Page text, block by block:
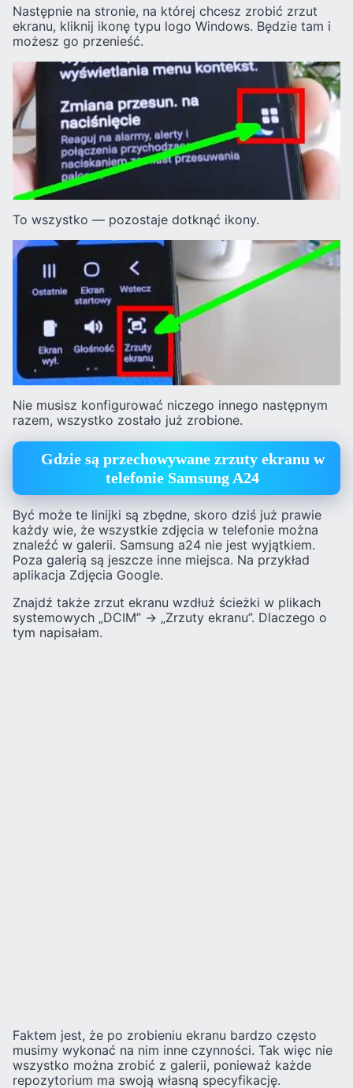
Następnie na stronie, na której chcesz zrobić zrzut
ekranu, kliknij ikonę typu logo Windows. Będzie tam i
możesz go przenieść.
To wszystko — pozostaje dotknąć ikony.
Nie musisz konfigurować niczego innego następnym
razem, wszystko zostało już zrobione.
Gdzie są przechowywane zrzuty ekranu w
telefonie Samsung A24
Być może te linijki są zbędne, skoro dziś już prawie
każdy wie, że wszystkie zdjęcia w telefonie można
znaleźć w galerii. Samsung a24 nie jest wyjątkiem.
Poza galerią są jeszcze inne miejsca. Na przykład
aplikacja Zdjęcia Google.
Znajdź także zrzut ekranu wzdłuż ścieżki w plikach
systemowych „DCIM” -> „Zrzuty ekranu”. Dlaczego o
tym napisałam.
Faktem jest, że po zrobieniu ekranu bardzo często
musimy wykonać na nim inne czynności. Tak więc nie
wszystko można zrobić z galerii, ponieważ każde
repozytorium ma swoją własną specyfikację.